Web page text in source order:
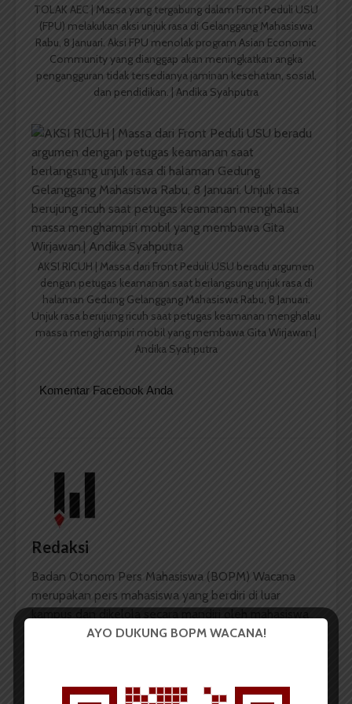
TOLAK AEC | Massa yang tergabung dalam Front Peduli USU
(FPU) melakukan aksi unjuk rasa di Gelanggang Mahasiswa
Rabu, 8 Januari. Aksi FPU menolak program Asian Economic
Community yang dianggap akan meningkatkan angka
pengangguran tidak tersedianya jaminan kesehatan, sosial,
dan pendidikan. | Andika Syahputra
AKSI RICUH | Massa dari Front Peduli USU beradu argumen
dengan petugas keamanan saat berlangsung unjuk rasa di
halaman Gedung Gelanggang Mahasiswa Rabu, 8 Januari.
Unjuk rasa berujung ricuh saat petugas keamanan menghalau
massa menghampiri mobil yang membawa Gita Wirjawan.|
Andika Syahputra
Komentar Facebook Anda
Redaksi
Badan Otonom Pers Mahasiswa (BOPM) Wacana
merupakan pers mahasiswa yang berdiri di luar
Universitas Sumatera Utara (USU).
AYO DUKUNG BOPM WACANA!